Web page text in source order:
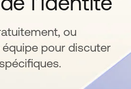
ou
pour discuter